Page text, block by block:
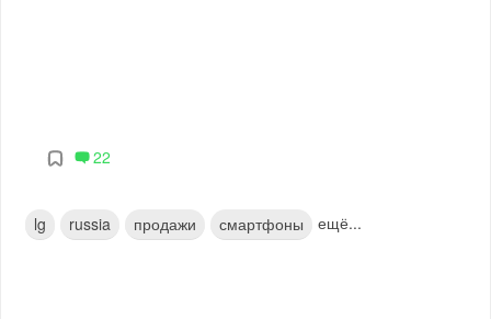
22
lg russia продажи смартфоны ещё...